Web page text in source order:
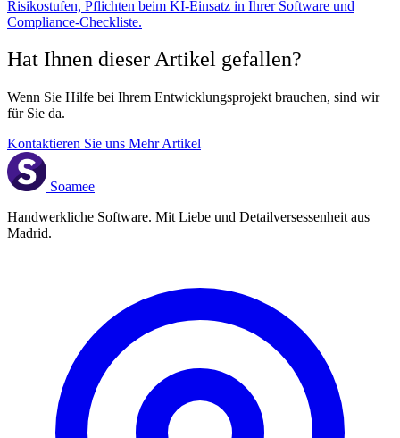
Risikostufen, Pflichten beim KI-Einsatz in Ihrer Software und
Compliance-Checkliste.
Hat Ihnen dieser Artikel gefallen?
Wenn Sie Hilfe bei Ihrem Entwicklungsprojekt brauchen, sind wir
für Sie da.
Kontaktieren Sie uns Mehr Artikel
Soamee
Handwerkliche Software. Mit Liebe und Detailversessenheit aus
Madrid.